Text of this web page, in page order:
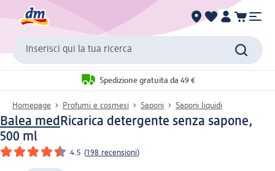
Inserisci qui la tua ricerca
Spedizione gratuita da 49 €
Homepage Profumi e cosmesi Saponi Saponi liquidi
Balea medRicarica detergente senza sapone,
500 ml
4.5 (198 recensioni)